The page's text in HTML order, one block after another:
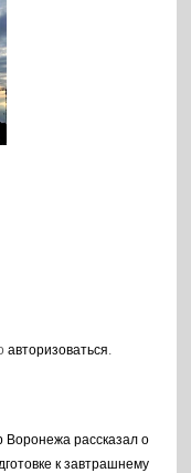
авторизоваться
Воронежа рассказал о
к завтрашнему